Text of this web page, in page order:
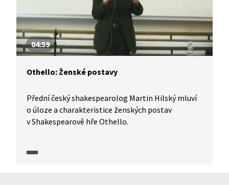
04:59
Othello: Ženské postavy
Přední český shakespearolog Martin Hilský mluví
o úloze a charakteristice ženských postav
v Shakespearově hře Othello.